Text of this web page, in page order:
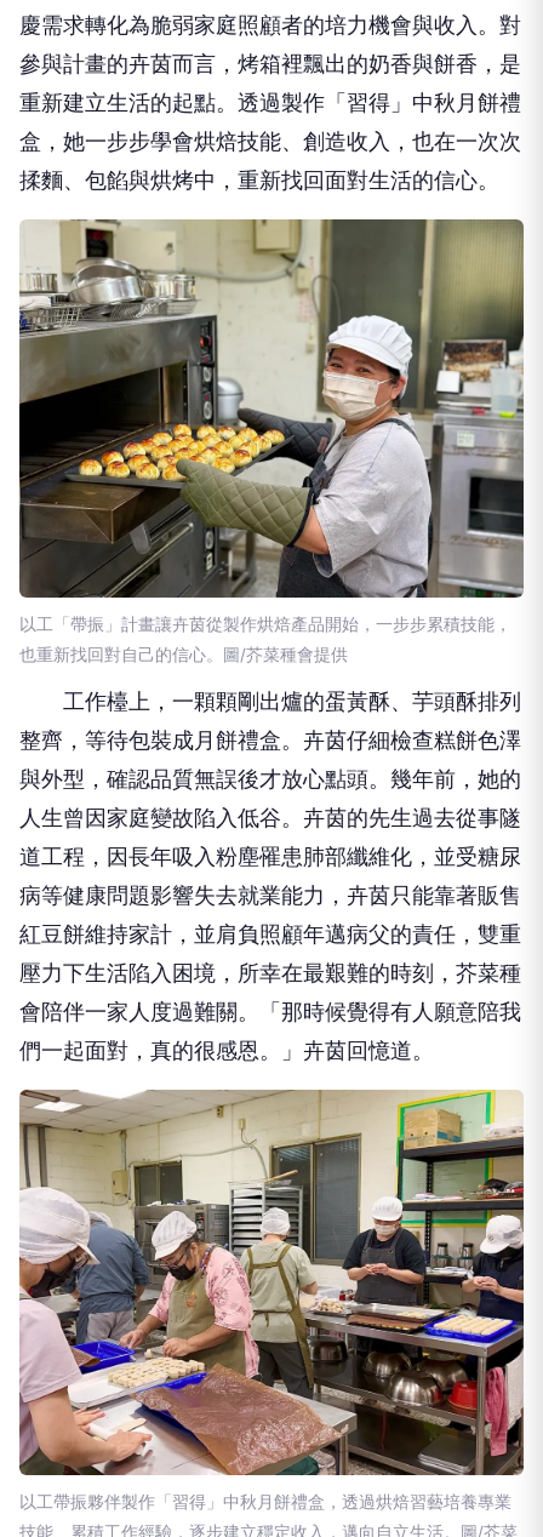
慶需求轉化為脆弱家庭照顧者的培力機會與收入。對
參與計畫的卉茵而言，烤箱裡飄出的奶香與餅香，是
重新建立生活的起點。透過製作「習得」中秋月餅禮
盒，她一步步學會烘焙技能、創造收入，也在一次次
揉麵、包餡與烘烤中，重新找回面對生活的信心。
以工「帶振」計畫讓卉茵從製作烘焙產品開始，一步步累積技能，
也重新找回對自己的信心。圖/芥菜種會提供
工作檯上，一顆顆剛出爐的蛋黃酥、芋頭酥排列
整齊，等待包裝成月餅禮盒。卉茵仔細檢查糕餅色澤
與外型，確認品質無誤後才放心點頭。幾年前，她的
人生曾因家庭變故陷入低谷。卉茵的先生過去從事隧
道工程，因長年吸入粉塵罹患肺部纖維化，並受糖尿
病等健康問題影響失去就業能力，卉茵只能靠著販售
紅豆餅維持家計，並肩負照顧年邁病父的責任，雙重
壓力下生活陷入困境，所幸在最艱難的時刻，芥菜種
會陪伴一家人度過難關。「那時候覺得有人願意陪我
們一起面對，真的很感恩。」卉茵回憶道。
以工帶振夥伴製作「習得」中秋月餅禮盒，透過烘焙習藝培養專業
技能、累積工作經驗，逐步建立穩定收入，邁向自立生活。圖/芥菜